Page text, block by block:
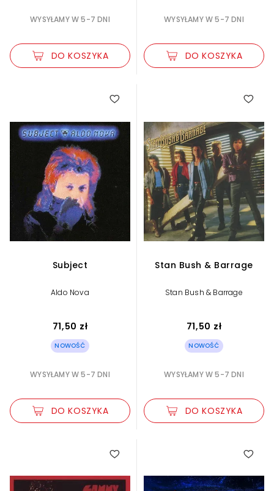
WYSYŁAMY W 5-7 DNI
DO KOSZYKA
WYSYŁAMY W 5-7 DNI
DO KOSZYKA
Subject
Aldo Nova
71,50 zł
NOWOŚĆ
WYSYŁAMY W 5-7 DNI
DO KOSZYKA
Stan Bush & Barrage
Stan Bush & Barrage
71,50 zł
NOWOŚĆ
WYSYŁAMY W 5-7 DNI
DO KOSZYKA